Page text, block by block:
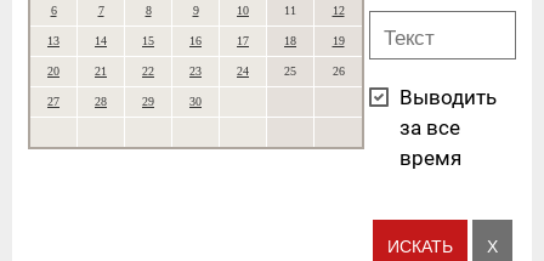
6 7 8 9 10 11 12
13 14 15 16 17 18 19
20 21 22 23 24 25 26
27 28 29 30
Выводить
за все
время